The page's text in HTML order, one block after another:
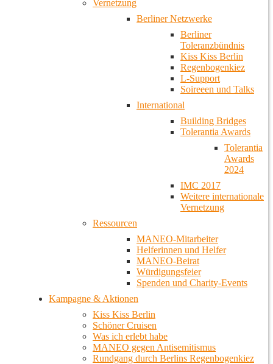
Vernetzung
Berliner Netzwerke
Berliner
Toleranzbündnis
Kiss Kiss Berlin
Regenbogenkiez
L-Support
Soireeen und Talks
International
Building Bridges
Tolerantia Awards
Tolerantia
Awards
2024
IMC 2017
Weitere internationale
Vernetzung
Ressourcen
MANEO-Mitarbeiter
Helferinnen und Helfer
MANEO-Beirat
Würdigungsfeier
Spenden und Charity-Events
Kampagne & Aktionen
Kiss Kiss Berlin
Schöner Cruisen
Was ich erlebt habe
MANEO gegen Antisemitismus
Rundgang durch Berlins Regenbogenkiez